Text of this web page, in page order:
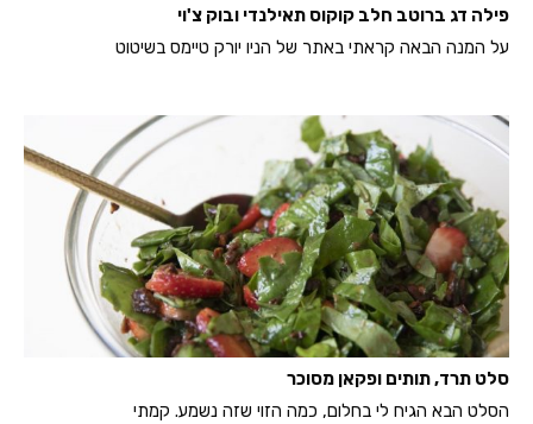
פילה דג ברוטב חלב קוקוס תאילנדי ובוק צ'וי
על המנה הבאה קראתי באתר של הניו יורק טיימס בשיטוט
סלט תרד, תותים ופקאן מסוכר
הסלט הבא הגיח לי בחלום, כמה הזוי שזה נשמע. קמתי